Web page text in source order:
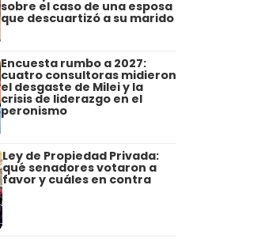
sobre el caso de una esposa
que descuartizó a su marido
Encuesta rumbo a 2027:
cuatro consultoras midieron
el desgaste de Milei y la
crisis de liderazgo en el
peronismo
Ley de Propiedad Privada:
qué senadores votaron a
favor y cuáles en contra